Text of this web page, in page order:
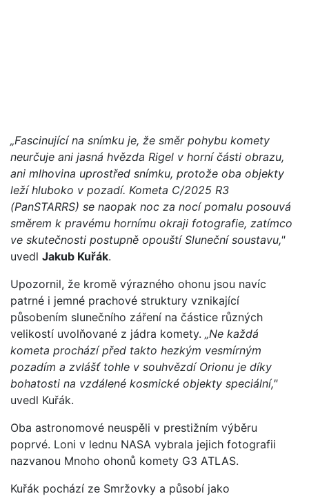
„Fascinující na snímku je, že směr pohybu komety
neurčuje ani jasná hvězda Rigel v horní části obrazu,
ani mlhovina uprostřed snímku, protože oba objekty
leží hluboko v pozadí. Kometa C/2025 R3
(PanSTARRS) se naopak noc za nocí pomalu posouvá
směrem k pravému hornímu okraji fotografie, zatímco
ve skutečnosti postupně opouští Sluneční soustavu,"
uvedl Jakub Kuřák.
Upozornil, že kromě výrazného ohonu jsou navíc
patrné i jemné prachové struktury vznikající
působením slunečního záření na částice různých
velikostí uvolňované z jádra komety. „Ne každá
kometa prochází před takto hezkým vesmírným
pozadím a zvlášť tohle v souhvězdí Orionu je díky
bohatosti na vzdálené kosmické objekty speciální,"
uvedl Kuřák.
Oba astronomové neuspěli v prestižním výběru
poprvé. Loni v lednu NASA vybrala jejich fotografii
nazvanou Mnoho ohonů komety G3 ATLAS.
Kuřák pochází ze Smržovky a působí jako